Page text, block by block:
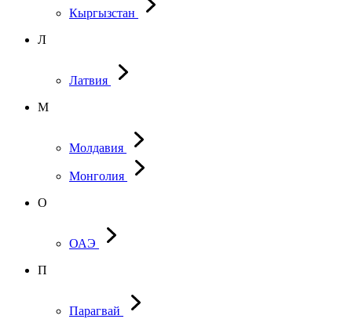
Кыргызстан
Л
Латвия
М
Молдавия
Монголия
О
ОАЭ
П
Парагвай